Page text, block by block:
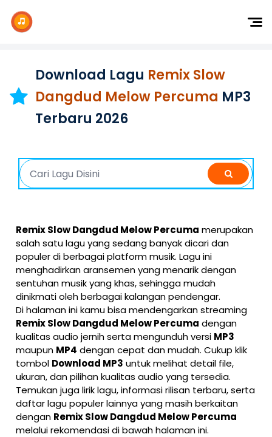
Dangdut
Indonesia
K-Pop
Download Lagu Remix Slow
Dangdud Melow Percuma MP3
Terbaru 2026
Remix Slow Dangdud Melow Percuma merupakan
salah satu lagu yang sedang banyak dicari dan
populer di berbagai platform musik. Lagu ini
menghadirkan aransemen yang menarik dengan
sentuhan musik yang khas, sehingga mudah
dinikmati oleh berbagai kalangan pendengar.
Di halaman ini kamu bisa mendengarkan streaming
Remix Slow Dangdud Melow Percuma dengan
kualitas audio jernih serta mengunduh versi MP3
maupun MP4 dengan cepat dan mudah. Cukup klik
tombol Download MP3 untuk melihat detail file,
ukuran, dan pilihan kualitas audio yang tersedia.
Temukan juga lirik lagu, informasi rilisan terbaru, serta
daftar lagu populer lainnya yang masih berkaitan
dengan Remix Slow Dangdud Melow Percuma
melalui rekomendasi di bawah halaman ini.